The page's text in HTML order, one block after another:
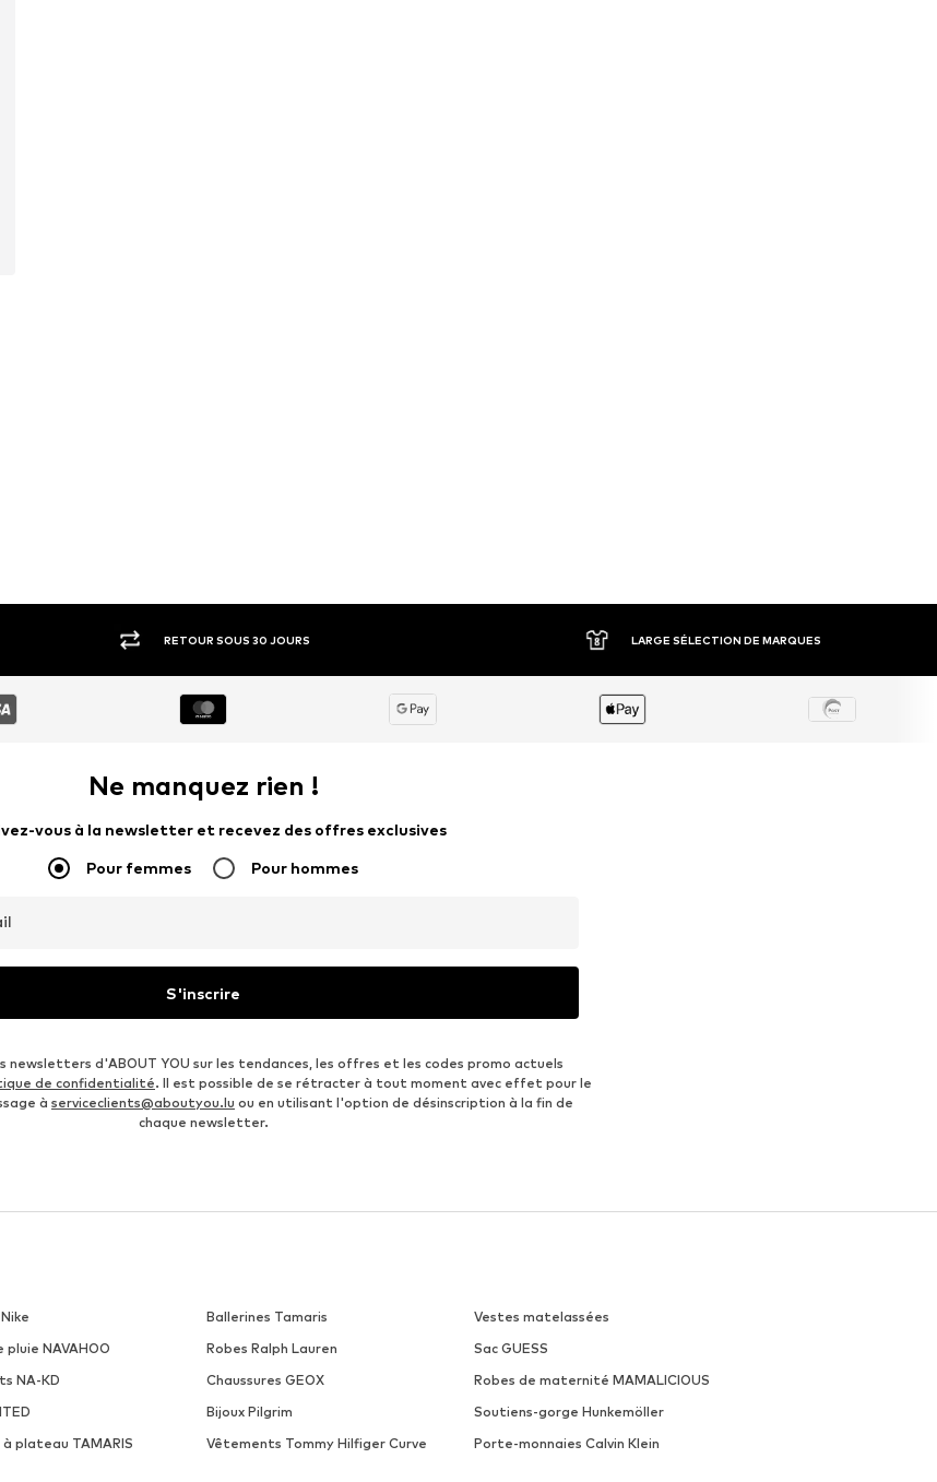
RETOUR SOUS 30 JOURS LARGE SÉLECTION DE MARQUES
Ne manquez rien !
vous à la newsletter et recevez des offres exclusives
Pour femmes Pour hommes
S'inscrire
newsletters d'ABOUT YOU sur les tendances, les offres et les codes promo actuels
de confidentialité. Il est possible de se rétracter à tout moment avec effet pour le
à serviceclients@aboutyou.lu ou en utilisant l'option de désinscription à la fin de
chaque newsletter.
Ballerines Tamaris
Vestes matelassées
pluie NAVAHOO Robes Ralph Lauren
Sac GUESS
NA-KD Chaussures GEOX
Robes de maternité MAMALICIOUS
Bijoux Pilgrim
Soutiens-gorge Hunkemöller
à plateau TAMARIS Vêtements Tommy Hilfiger Curve Porte-monnaies Calvin Klein